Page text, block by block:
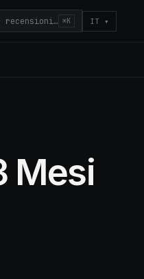
recensioni… ⌘K IT ▾
Mesi